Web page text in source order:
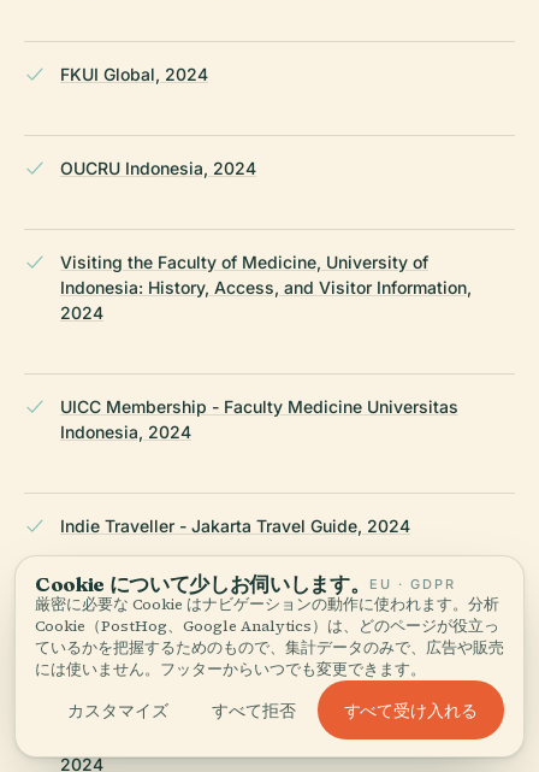
FKUI Global, 2024
OUCRU Indonesia, 2024
Visiting the Faculty of Medicine, University of
Indonesia: History, Access, and Visitor Information,
2024
UICC Membership - Faculty Medicine Universitas
Indonesia, 2024
Indie Traveller - Jakarta Travel Guide, 2024
The Conversation - Founders of Indonesia’s Health and
Research Institutes, 2018
Study Abroad Aide - Best Medical Schools Indonesia,
2024
Cookie について少しお伺いします。 EU · GDPR
厳密に必要な Cookie はナビゲーションの動作に使われます。分析
Cookie（PostHog、Google Analytics）は、どのページが役立っ
ているかを把握するためのもので、集計データのみで、広告や販売
には使いません。フッターからいつでも変更できます。
カスタマイズ すべて拒否 すべて受け入れる